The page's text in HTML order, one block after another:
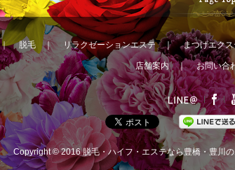
脱毛｜ リラクゼーションエステ｜まつげエクス
店舗案内｜お問い合
Copyright © 2016脱毛・ハイフ・エステなら豊橋・豊川